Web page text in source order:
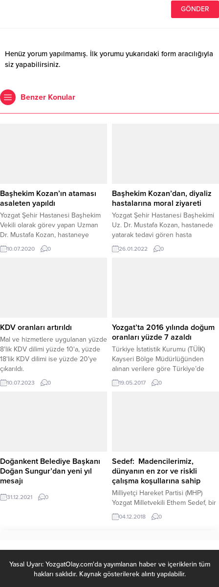
Henüz yorum yapılmamış. İlk yorumu yukarıdaki form aracılığıyla
siz yapabilirsiniz.
Benzer Konular
Başhekim Kozan’ın ataması
asaleten yapıldı
Yozgat Şehir Hastanesi Başhekim
Vekili olarak görev yapan Uzman
Dr. Mustafa Kozan, hastaneye
Başhekim olarak asaleten atandı.
10.07.2020 0
Başhekim Kozan’dan, diyaliz
hastalarına moral ziyareti
Yozgat Şehir Hastanesi Başhekimi
Uz. Dr. Mustafa Kozan, hastanede
yatarak tedavi gören hasta
ziyaretleri kapsamında diyaliz
hastalarını ziyaret ederek moral
26.01.2022 0
KDV oranları artırıldı
Mal ve hizmetlere uygulanan yüzde
8'lik KDV dilimi yüzde 10'a, yüzde
18'lik KDV dilimi ise yüzde 20'ye
çıkarıldı.
10.07.2023 0
Yozgat’ta 2016 yılında doğum
oranları yüzde 7 azaldı
Türkiye İstatistik Kurumu (TÜİK)
Kayseri Bölge Müdürlüğünden
alınan verilere göre Türkiye’de
canlı doğan bebek sayısı revize
edilen 2015 yılı verisine göre 1
19.05.2017 0
Doğankent Belediye Başkanı
Doğan Sungur’dan yeni yıl
mesajı
31.12.2021 0
Sedef: Madencilerimiz,
dünyanın en zor ve riskli
çalışma koşullarına sahip
Milliyetçi Hareket Partisi (MHP)
Yozgat Milletvekili Ethem Sedef, bir
ülkenin en önemli değerlerinin
başında madenlerin geldiğini
riskli çalışma koşullarına sahip
olduğunu söyledi.
04.12.2018 0
Yasal Uyarı: YozgatOlay.com'da yayımlanan haber ve içeriklerin tüm
hakları saklıdır. Kaynak gösterilerek alıntı yapılabilir.